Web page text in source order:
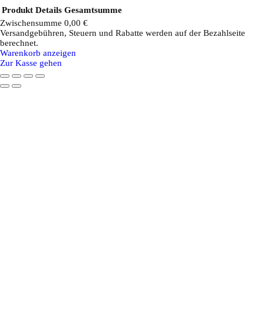
Produkte
im
Warenkorb
Produkt Details Gesamtsumme
Zwischensumme 0,00 €
Versandgebühren, Steuern und Rabatte werden auf der Bezahlseite
berechnet.
Warenkorb anzeigen
Zur Kasse gehen